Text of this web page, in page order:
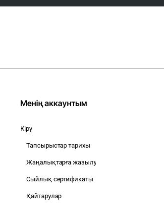
Менің аккаунтым
Кіру
Тапсырыстар тарихы
Жаңалықтарға жазылу
Сыйлық сертификаты
Қайтарулар